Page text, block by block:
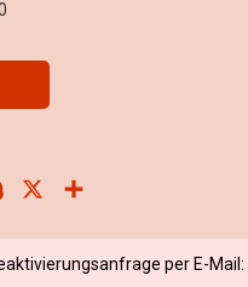
Skype
per E-Mail: